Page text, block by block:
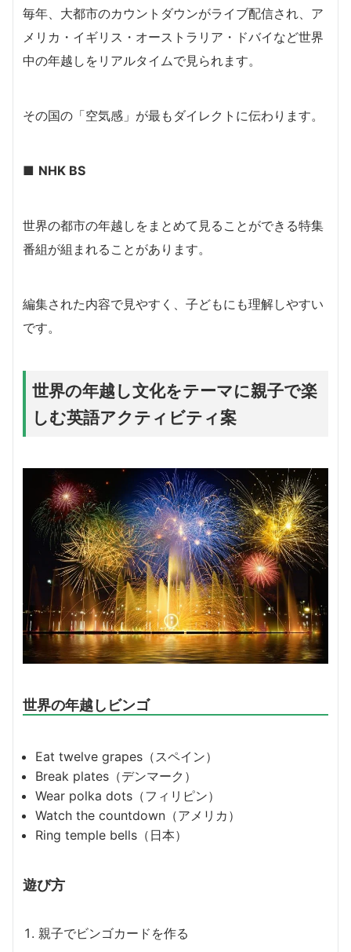
毎年、大都市のカウントダウンがライブ配信され、ア
メリカ・イギリス・オーストラリア・ドバイなど世界
中の年越しをリアルタイムで見られます。
その国の「空気感」が最もダイレクトに伝わります。
■ NHK BS
世界の都市の年越しをまとめて見ることができる特集
番組が組まれることがあります。
編集された内容で見やすく、子どもにも理解しやすい
です。
世界の年越し文化をテーマに親子で楽
しむ英語アクティビティ案
世界の年越しビンゴ
Eat twelve grapes（スペイン）
Break plates（デンマーク）
Wear polka dots（フィリピン）
Watch the countdown（アメリカ）
Ring temple bells（日本）
遊び方
親子でビンゴカードを作る